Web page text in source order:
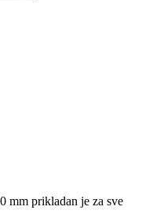
mm prikladan je za sve